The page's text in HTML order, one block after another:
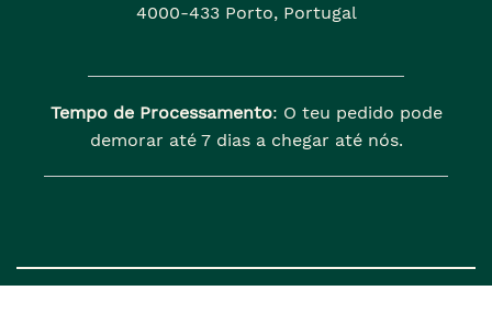
4000-433 Porto, Portugal
Tempo de Processamento: O teu pedido pode
demorar até 7 dias a chegar até nós.